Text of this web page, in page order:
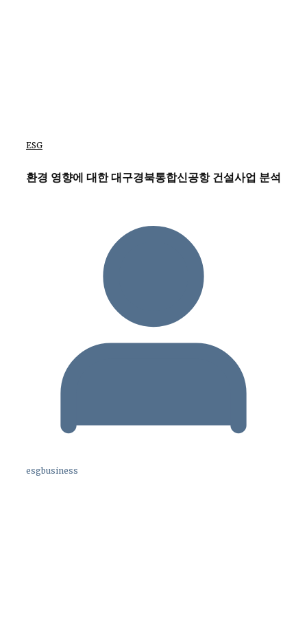
ESG
환경 영향에 대한 대구경북통합신공항 건설사업 분석
esgbusiness